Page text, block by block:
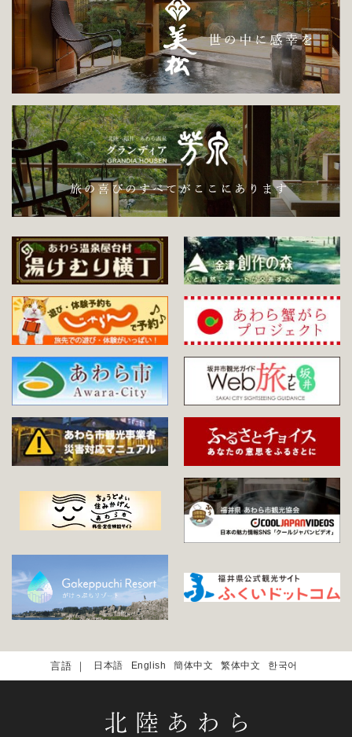
日本語 English 簡体中文 繁体中文 한국어